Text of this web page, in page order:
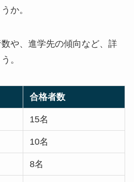
か。
や、進学先の傾向など、詳
。
合格者数
15名
10名
8名